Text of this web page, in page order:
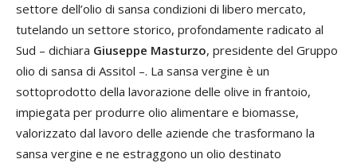
settore dell’olio di sansa condizioni di libero mercato,
tutelando un settore storico, profondamente radicato al
Sud – dichiara Giuseppe Masturzo, presidente del Gruppo
olio di sansa di Assitol –. La sansa vergine è un
sottoprodotto della lavorazione delle olive in frantoio,
impiegata per produrre olio alimentare e biomasse,
valorizzato dal lavoro delle aziende che trasformano la
sansa vergine e ne estraggono un olio destinato